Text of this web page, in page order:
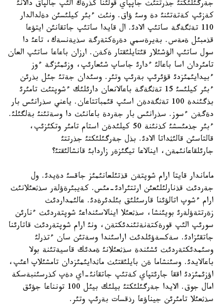
جةرگئلئكتئ جذرتتئث جاپپاي قولئنا كذرةك الئپ جالپاق دالانئ
كةزئپ كةتةتئنئ دة وسئ ؤاق. ونئث ءبئر كيلئسئن دةلدالدار
110 تةثگةگة ساتئپ الادئ. ال قايدا ساتئپ جاتقانئن ايتؤعا
قذمبئل ةمةس. بةيرةسمي دةرةكتةرگة سذيةنسةك، تاعئ دا
سول ساتئپ الؤشئلار قئتايلئقتار ةكةن. ارزان باعاعا ساتئپ العان
تامئردان اسا باعالئ ءدارئ جاساپ شئعارئپ، وزئمئزگة ءوز
ءبيدايئمئزدئ قؤئرئپ بةرئپ وتئر. وسئدان جةتئ جئل بذرئن
ءبئر كيلئسئ 15 تةثگةگة باعالانعان دارئلئك ءشوپتئث تامئرئ
بذگئندة 100 تةثگةدةن اسئپ قئمباتتاعان. ياعني سذرانئس بار
دةگةن ءسوز. سذرانئس بار جةردة باعانئث دا وسةتئنئ بةلگئلئ.
ءبئر جذمئسشئ كذنئنة 50 كيلئدةن استام تامئر وتكئزئپ،
قالتاسئن قالئثداتا الادئ. بذل جةرگئلئكتئ جذرتتئ
جارئلقاعانئمةن، اينالاعا تيگئزةر زاردابئ قانشالئقتئ؟
ماماندار قايتا ارام شوپتةن قذتئلعانئمئز جاقسئ دةيدئ. ول
جةردئث قذنارلئلئعئن ارتتئرادئ-مئس. كةيبئرةؤلةر سذثعئلانئث
ارام ءشوپ اتالؤئنا قارسئلئق بئلدئرةدئ. عالئمداردئث
زةرتتةؤلةرئ بويئنشا، سذثعئلا اينالاسئنداعئ شوپتةردئث ءنارئن
سورئپ الئپ قورةكتةنةتئندئكتةن، ونئ ارام شوپتةردئث قاتارئنا
جاتقئزادئ. سةكسةؤئلدئث اراسئندا وسةتئن سان ءتذرلئ
وسئمدئكتةردئث ئشئندة سذثعئلانئ ةمدئك قاسيةتئنة بولا
باعالايدئ. وسئنشاما ةن بايلئقتئث ماثدايئمئزدان تامشئلاپ اعئپ،
اؤزئمئزدئ اققا جارئتپاي كةتئپ جاتقانئ-اي دةپ كذرسئنبةسكة
امال جوق. الايدا جةرگئلئكتئ بيلئك بيئل 100 تونناعا جؤئق
سذثعئلا تامئرئن جيناؤعا رذقسات بةرئپ وتئر.